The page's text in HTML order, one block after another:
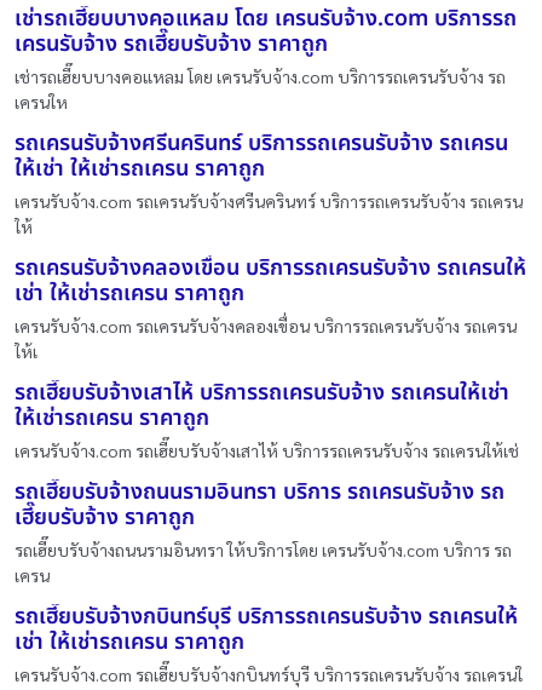
เช่ารถเฮี๊ยบบางคอแหลม โดย เครนรับจ้าง.com บริการรถ
เครนรับจ้าง รถเฮี๊ยบรับจ้าง ราคาถูก
เช่ารถเฮี๊ยบบางคอแหลม โดย เครนรับจ้าง.com บริการรถเครนรับจ้าง รถ
เครนให
รถเครนรับจ้างศรีนครินทร์ บริการรถเครนรับจ้าง รถเครน
ให้เช่า ให้เช่ารถเครน ราคาถูก
เครนรับจ้าง.com รถเครนรับจ้างศรีนครินทร์ บริการรถเครนรับจ้าง รถเครน
ให้
รถเครนรับจ้างคลองเขื่อน บริการรถเครนรับจ้าง รถเครนให้
เช่า ให้เช่ารถเครน ราคาถูก
เครนรับจ้าง.com รถเครนรับจ้างคลองเขื่อน บริการรถเครนรับจ้าง รถเครน
ให้เ
รถเฮี๊ยบรับจ้างเสาไห้ บริการรถเครนรับจ้าง รถเครนให้เช่า
ให้เช่ารถเครน ราคาถูก
เครนรับจ้าง.com รถเฮี๊ยบรับจ้างเสาไห้ บริการรถเครนรับจ้าง รถเครนให้เช่
รถเฮี๊ยบรับจ้างถนนรามอินทรา บริการ รถเครนรับจ้าง รถ
เฮี๊ยบรับจ้าง ราคาถูก
รถเฮี๊ยบรับจ้างถนนรามอินทรา ให้บริการโดย เครนรับจ้าง.com บริการ รถ
เครน
รถเฮี๊ยบรับจ้างกบินทร์บุรี บริการรถเครนรับจ้าง รถเครนให้
เช่า ให้เช่ารถเครน ราคาถูก
เครนรับจ้าง.com รถเฮี๊ยบรับจ้างกบินทร์บุรี บริการรถเครนรับจ้าง รถเครนใ